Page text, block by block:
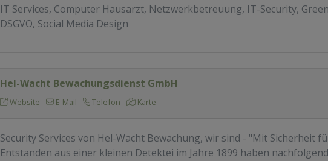
IT Services, Computer Hausarzt, Netzwerkbetreuung, IT-Security,
DSGVO, Social Media Design
Hel-Wacht Bewachungsdienst GmbH
Website E-Mail Telefon Karte
Security Services von Hel-Wacht Bewachung, wir sind - "Mit Sicherheit
Entstanden aus einer kleinen Detektei im Jahre 1899 haben